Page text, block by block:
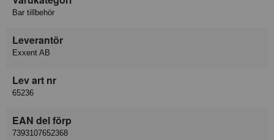
Bar tillbehör
Leverantör
Exxent AB
Lev art nr
65236
EAN del förp
7393107652368